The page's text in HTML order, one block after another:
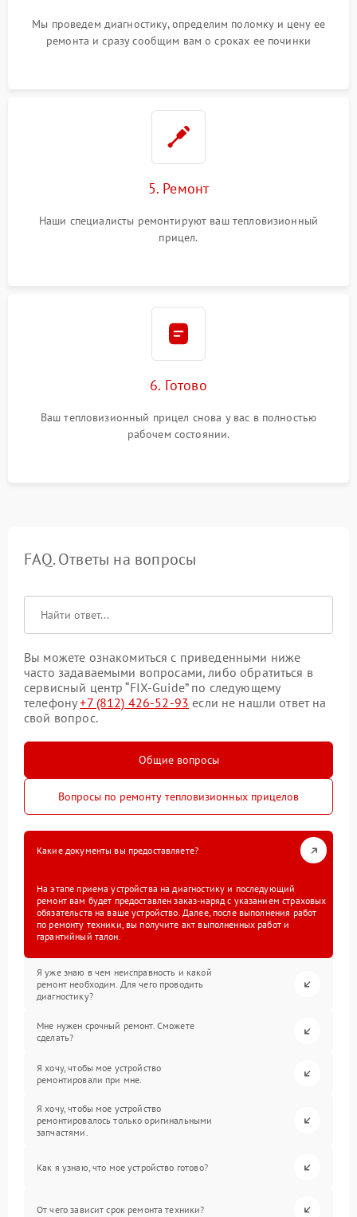
Мы проведем диагностику, определим поломку и цену ее
ремонта и сразу сообщим вам о сроках ее починки
5. Ремонт
Наши специалисты ремонтируют ваш тепловизионный
прицел.
6. Готово
Ваш тепловизионный прицел снова у вас в полностью
рабочем состоянии.
FAQ. Ответы на вопросы
Вы можете ознакомиться с приведенными ниже
часто задаваемыми вопросами, либо обратиться в
сервисный центр “FIX-Guide” по следующему
телефону+7 (812) 426-52-93 если не нашли ответ на
свой вопрос.
Общие вопросы
Вопросы по ремонту тепловизионных прицелов
Какие документы вы предоставляете?
На этапе приема устройства на диагностику и последующий
ремонт вам будет предоставлен заказ-наряд с указанием страховых
обязательств на ваше устройство. Далее, после выполнения работ
по ремонту техники, вы получите акт выполненных работ и
гарантийный талон.
Я уже знаю в чем неисправность и какой
ремонт необходим. Для чего проводить
диагностику?
Мне нужен срочный ремонт. Сможете
сделать?
Я хочу, чтобы мое устройство
ремонтировали при мне.
Я хочу, чтобы мое устройство
ремонтировалось только оригинальными
запчастями.
Как я узнаю, что мое устройство готово?
От чего зависит срок ремонта техники?